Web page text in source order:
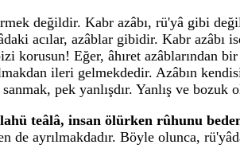
değildir. Kabr azâbı, rü'yâ gibi
acılar, azâblar gibidir. Kabr azâbı
korusun! Eğer, âhıret azâblarından
ileri gelmekdedir. Azâbın
pek yanlışdır. Yanlış ve bozuk
teâlâ, insan ölürken rûhunu
ayrılmakdadır. Böyle olunca,